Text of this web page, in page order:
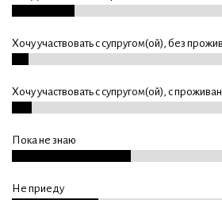
Хочу участвовать с супругом(ой), без
Хочу участвовать с супругом(ой), с
Пока не знаю
Не приеду